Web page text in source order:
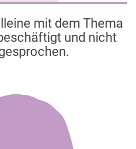
mit dem Thema
und nicht